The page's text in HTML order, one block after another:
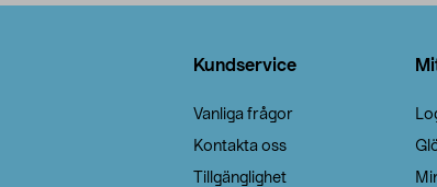
Kundservice
Vanliga frågor
Kontakta oss
Tillgänglighet